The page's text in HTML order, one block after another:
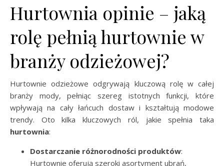
Hurtownia opinie – jaką
rolę pełnią hurtownie w
branży odzieżowej?
Hurtownie odzieżowe odgrywają kluczową rolę w całej
branży mody, pełniąc szereg istotnych funkcji, które
wpływają na cały łańcuch dostaw i kształtują modowe
trendy. Oto kilka kluczowych ról, jakie spełnia taka
hurtownia:
Dostarczanie różnorodności produktów:
Hurtownie oferują szeroki asortyment ubrań,